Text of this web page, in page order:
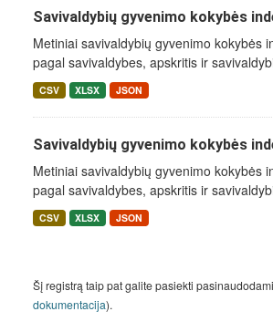
Savivaldybių gyvenimo kokybės
Metiniai savivaldybių gyvenimo kokybės
pagal savivaldybes, apskritis ir
CSV XLSX JSON
Savivaldybių gyvenimo kokybės
Metiniai savivaldybių gyvenimo kokybės
pagal savivaldybes, apskritis ir
CSV XLSX JSON
Šį registrą taip pat galite pasiekti pasinaudodami
dokumentacija).